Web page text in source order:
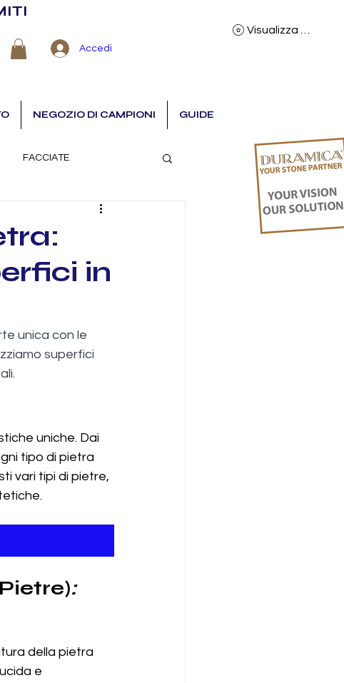
Accedi
NEGOZIO DI CAMPIONI GUIDE
FACCIATE
in
unica con le
superfici
uniche. Dai
tipo di pietra
vari tipi di pietre,
:
della pietra
e